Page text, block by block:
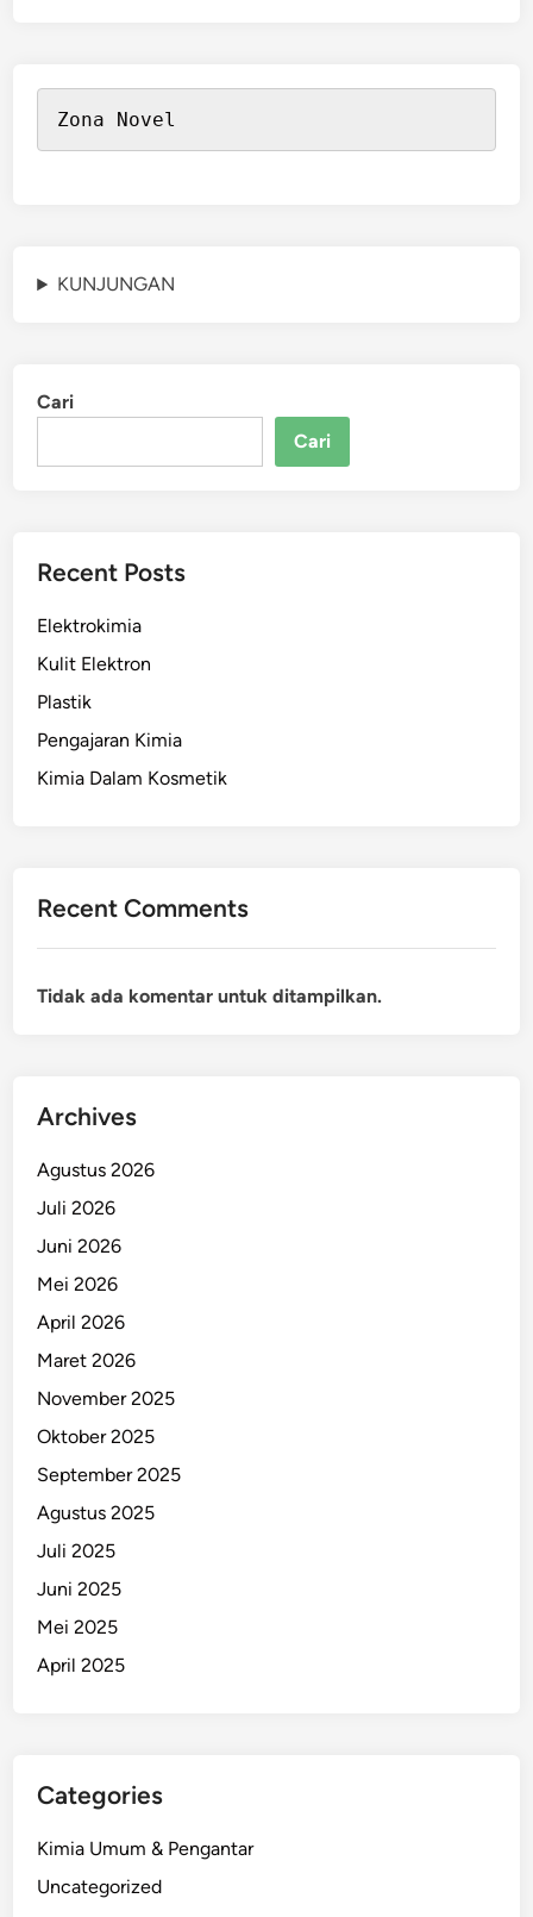
Zona Novel
KUNJUNGAN
Cari
Cari
Recent Posts
Elektrokimia
Kulit Elektron
Plastik
Pengajaran Kimia
Kimia Dalam Kosmetik
Recent Comments
Tidak ada komentar untuk ditampilkan.
Archives
Agustus 2026
Juli 2026
Juni 2026
Mei 2026
April 2026
Maret 2026
November 2025
Oktober 2025
September 2025
Agustus 2025
Juli 2025
Juni 2025
Mei 2025
April 2025
Categories
Kimia Umum & Pengantar
Uncategorized